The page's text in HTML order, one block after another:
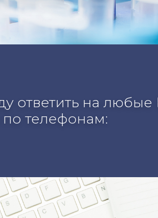
ответить на
по телефонам: